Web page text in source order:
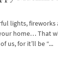
lights,
home… That
us, for it’ll be “...